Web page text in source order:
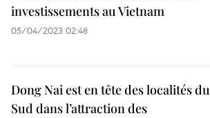
investissements au Vietnam
05/04/2023 02:48
Dong Nai est en tête des localités du
Sud dans l’attraction des